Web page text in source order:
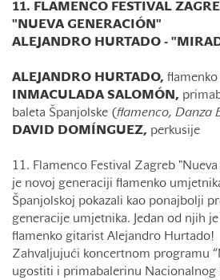
11. FLAMENCO FESTIVAL
"NUEVA GENERACIÓN"
ALEJANDRO HURTADO -
ALEJANDRO HURTADO,
INMACULADA SALOMÓN,
baleta Španjolske ( flamenco, Danza
DAVID DOMÍNGUEZ, perkusije
11. Flamenco Festival Zagreb
je novoj generaciji flamenko
Španjolskoj pokazali kao ponajbolji
generacije umjetnika. Jedan od njih
flamenko gitarist Alejandro Hurtado!
Zahvaljujući koncertnom programu
ugostiti i primabalerinu Nacionalnog